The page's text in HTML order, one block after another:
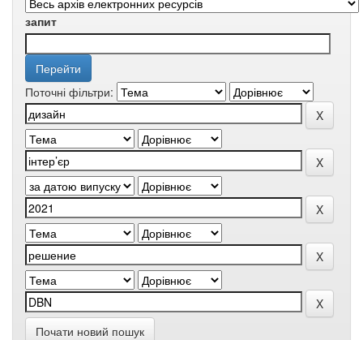
запит
Поточні фільтри:
Почати новий пошук